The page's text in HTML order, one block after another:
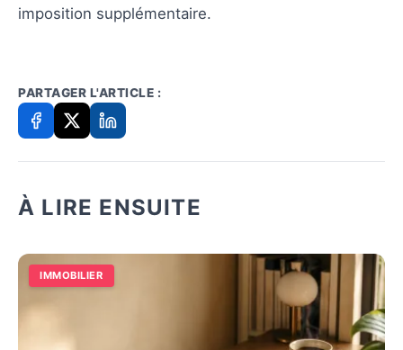
imposition supplémentaire.
PARTAGER L'ARTICLE :
À LIRE ENSUITE
IMMOBILIER